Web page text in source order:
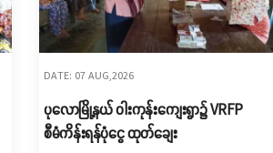
DATE: 07 AUG,2026
ပုလောမြို့နယ် ဝါးကုန်းကျေးရွာ၌ ‌VRFP
စီမံကိန်းရန်ပုံငွေ ထုတ်ချေး